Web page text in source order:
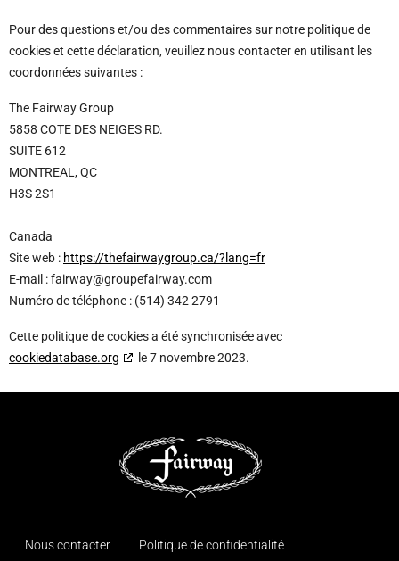
Pour des questions et/ou des commentaires sur notre politique de
cookies et cette déclaration, veuillez nous contacter en utilisant les
coordonnées suivantes :
The Fairway Group
5858 COTE DES NEIGES RD.
SUITE 612
MONTREAL, QC
H3S 2S1
Canada
Site web : https://thefairwaygroup.ca/?lang=fr
E-mail :fairway@groupefairway.com
Numéro de téléphone : (514) 342 2791
Cette politique de cookies a été synchronisée avec
cookiedatabase.org
le 7 novembre 2023.
Nous contacter Politique de confidentialité